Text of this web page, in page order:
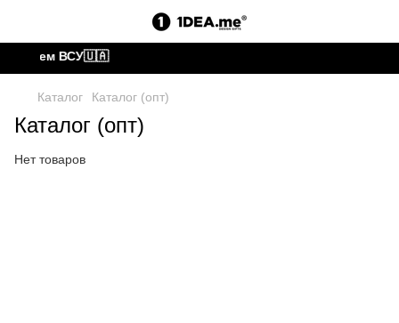
ВСУ🇺🇦
Каталог Каталог (опт)
Каталог (опт)
Нет товаров